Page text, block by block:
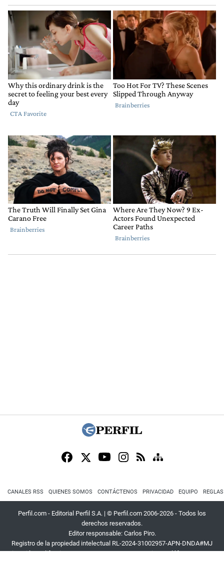
CANALES RSS QUIENES SOMOS CONTÁCTENOS PRIVACIDAD EQUIPO
Perfil.com - Editorial Perfil S.A. | © Perfil.com 2006-2026 - Todos los
derechos reservados.
Editor responsable: Carlos Piro.
Registro de la propiedad intelectual RL-2024-31002957-APN-DNDA#MJ
Dirección:California 2715,C1289ABI,CABA, Argentina| Teléfono:+54 9 11